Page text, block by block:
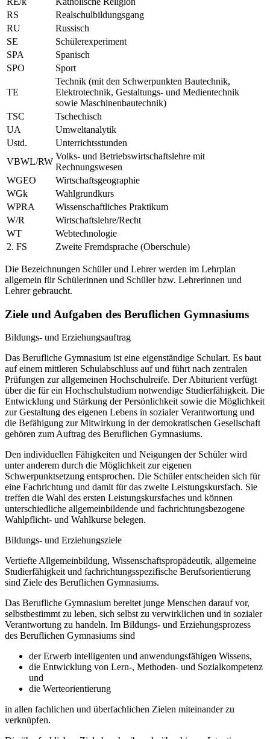
RS
Realschulbildungsgang
RU
Russisch
SE
Schülerexperiment
SPA
Spanisch
SPO
Sport
TE
Technik (mit den Schwerpunkten Bautechnik,
Elektrotechnik, Gestaltungs- und Medientechnik
sowie Maschinenbautechnik)
TSC
Tschechisch
UA
Umweltanalytik
Ustd.
Unterrichtsstunden
VBWL/RW
Volks- und Betriebswirtschaftslehre mit
Rechnungswesen
WGEO
Wirtschaftsgeographie
WGk
Wahlgrundkurs
WPRA
Wissenschaftliches Praktikum
W/R
Wirtschaftslehre/Recht
WT
Webtechnologie
2. FS
Zweite Fremdsprache (Oberschule)
Die Bezeichnungen Schüler und Lehrer werden im Lehrplan
allgemein für Schülerinnen und Schüler bzw. Lehrerinnen und
Lehrer gebraucht.
Ziele und Aufgaben des Beruflichen Gymnasiums
Bildungs- und Erziehungsauftrag
Das Berufliche Gymnasium ist eine eigenständige Schulart. Es baut
auf einem mittleren Schulabschluss auf und führt nach zentralen
Prüfungen zur allgemeinen Hochschulreife. Der Abiturient verfügt
über die für ein Hochschulstudium notwendige Studierfähigkeit. Die
Entwicklung und Stärkung der Persönlichkeit sowie die Möglichkeit
zur Gestaltung des eigenen Lebens in sozialer Verantwortung und
die Befähigung zur Mitwirkung in der demokratischen Gesellschaft
gehören zum Auftrag des Beruflichen Gymnasiums.
Den individuellen Fähigkeiten und Neigungen der Schüler wird
unter anderem durch die Möglichkeit zur eigenen
Schwerpunktsetzung entsprochen. Die Schüler entscheiden sich für
eine Fachrichtung und damit für das zweite Leistungskursfach. Sie
treffen die Wahl des ersten Leistungskursfaches und können
unterschiedliche allgemeinbildende und fachrichtungsbezogene
Wahlpflicht- und Wahlkurse belegen.
Bildungs- und Erziehungsziele
Vertiefte Allgemeinbildung, Wissenschaftspropädeutik, allgemeine
Studierfähigkeit und fachrichtungsspezifische Berufsorientierung
sind Ziele des Beruflichen Gymnasiums.
Das Berufliche Gymnasium bereitet junge Menschen darauf vor,
selbstbestimmt zu leben, sich selbst zu verwirklichen und in sozialer
Verantwortung zu handeln. Im Bildungs- und Erziehungsprozess
des Beruflichen Gymnasiums sind
der Erwerb intelligenten und anwendungsfähigen Wissens,
die Entwicklung von Lern-, Methoden- und Sozialkompetenz
und
die Werteorientierung
in allen fachlichen und überfachlichen Zielen miteinander zu
verknüpfen.